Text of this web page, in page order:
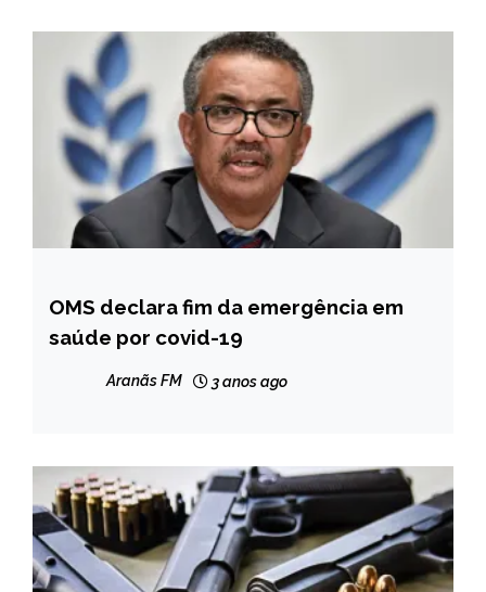
BRASIL
INTERNACIONAL
NOTÍCIAS
OMS declara fim da emergência em
saúde por covid-19
Aranãs FM 3 anos ago